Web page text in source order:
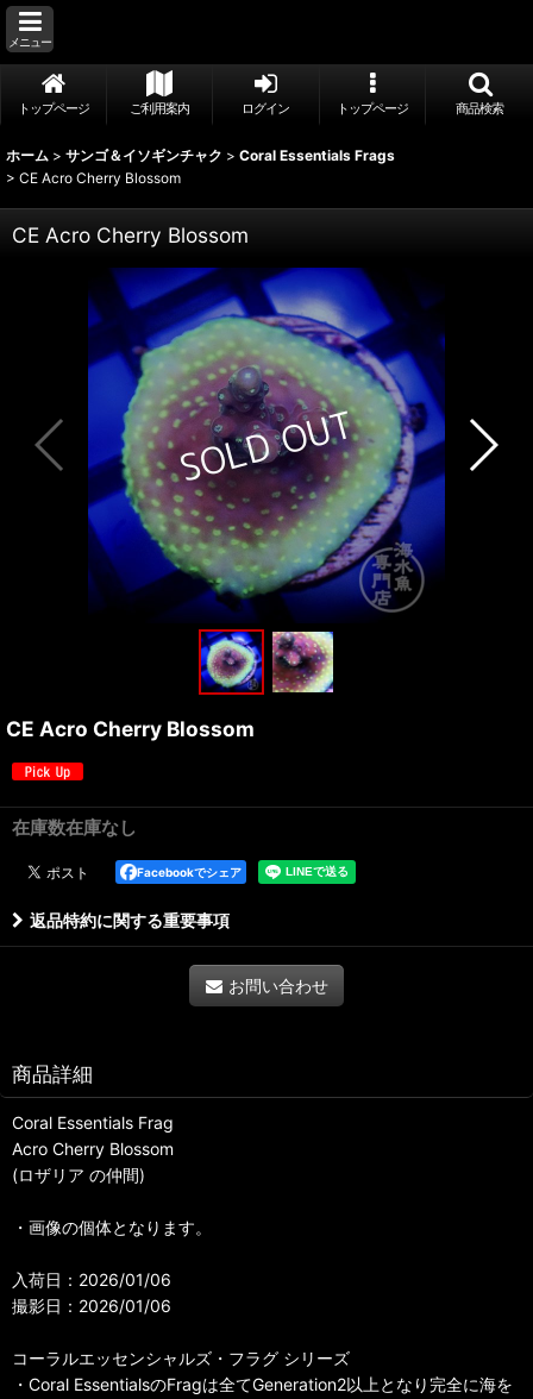
メニュー
トップページ ご利用案内 ログイン トップページ 商品検索
ホーム > サンゴ＆イソギンチャク > Coral Essentials Frags
> CE Acro Cherry Blossom
CE Acro Cherry Blossom
CE Acro Cherry Blossom
在庫数在庫なし
Facebookでシェア
返品特約に関する重要事項
お問い合わせ
商品詳細
Coral Essentials Frag
Acro Cherry Blossom
(ロザリア の仲間)
・画像の個体となります。
入荷日：2026/01/06
撮影日：2026/01/06
コーラルエッセンシャルズ・フラグ シリーズ
・Coral EssentialsのFragは全てGeneration2以上となり完全に海を